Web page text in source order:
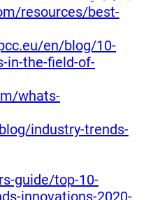
resources/best-
en/blog/10-
in-the-field-of-
whats-
industry-trends-
guide/top-10-
innovations-2020-